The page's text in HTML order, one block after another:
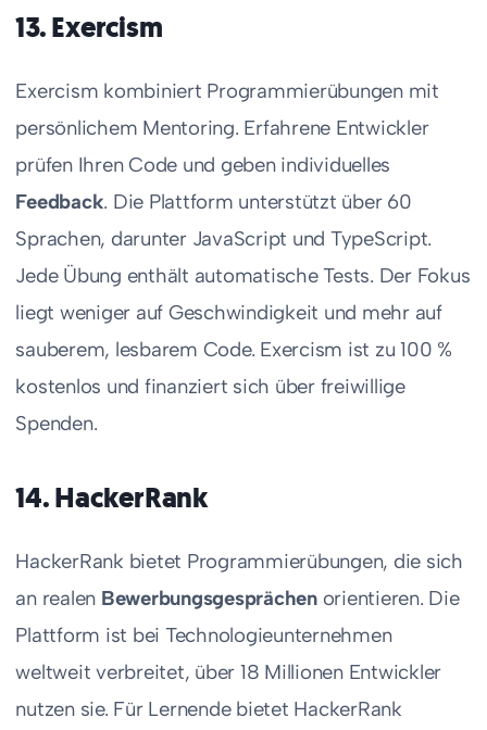
13. Exercism
Exercism kombiniert Programmierübungen mit
persönlichem Mentoring. Erfahrene Entwickler
prüfen Ihren Code und geben individuelles
Feedback. Die Plattform unterstützt über 60
Sprachen, darunter JavaScript und TypeScript.
Jede Übung enthält automatische Tests. Der Fokus
liegt weniger auf Geschwindigkeit und mehr auf
sauberem, lesbarem Code. Exercism ist zu 100 %
kostenlos und finanziert sich über freiwillige
Spenden.
14. HackerRank
HackerRank bietet Programmierübungen, die sich
an realen Bewerbungsgesprächenorientieren. Die
Plattform ist bei Technologieunternehmen
weltweit verbreitet, über 18 Millionen Entwickler
nutzen sie. Für Lernende bietet HackerRank